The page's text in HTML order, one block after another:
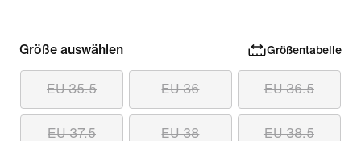
Größe auswählen Größentabelle
EU 35.5 EU 36 EU 36.5
EU 37.5 EU 38 EU 38.5